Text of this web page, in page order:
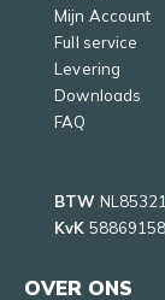
Mijn Account
Full service
Levering
Downloads
FAQ
BTW
KvK 58869158
OVER ONS